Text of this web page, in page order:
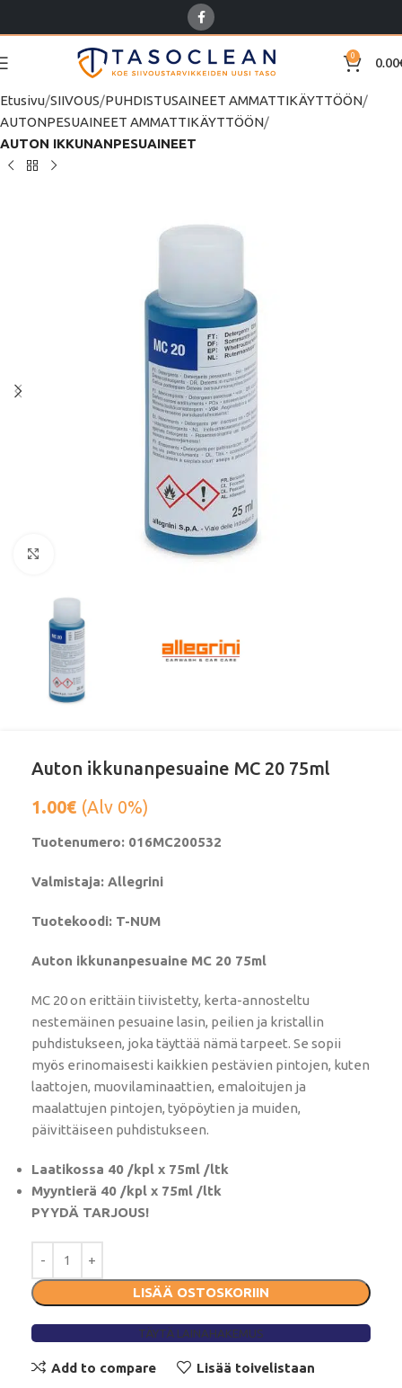
0 0.00
Etusivu SIIVOUS PUHDISTUSAINEET AMMATTIKÄYTTÖÖN
AUTONPESUAINEET AMMATTIKÄYTTÖÖN
AUTON IKKUNANPESUAINEET
Klikkaa suurentaaksesi
Auton ikkunanpesuaine MC 20 75ml
1.00€ (Alv 0%)
Tuotenumero: 016MC200532
Valmistaja: Allegrini
Tuotekoodi: T-NUM
Auton ikkunanpesuaine MC 20 75ml
MC 20 on erittäin tiivistetty, kerta-annosteltu
nestemäinen pesuaine lasin, peilien ja kristallin
puhdistukseen, joka täyttää nämä tarpeet. Se sopii
myös erinomaisesti kaikkien pestävien pintojen, kuten
laattojen, muovilaminaattien, emaloitujen ja
maalattujen pintojen, työpöytien ja muiden,
päivittäiseen puhdistukseen.
Laatikossa 40 /kpl x 75ml /ltk
Myyntierä 40 /kpl x 75ml /ltk
PYYDÄ TARJOUS!
LISÄÄ OSTOSKORIIN
TÄYTÄ LAINAHAKEMUS
Add to compare Lisää toivelistaan